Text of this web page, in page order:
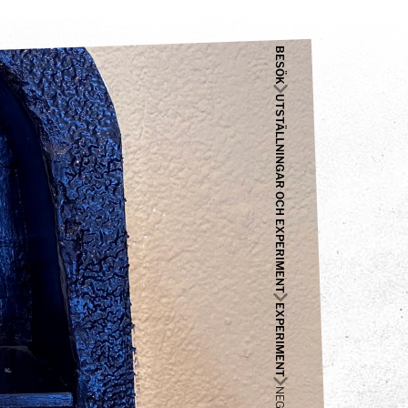
BESÖK
UTSTÄLLNINGAR OCH EXPERIMENT
EXPERIMENT